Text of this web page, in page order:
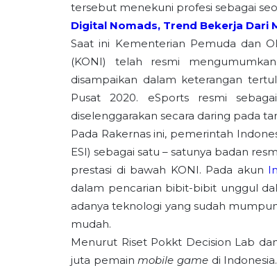
tersebut menekuni profesi sebagai
Digital Nomads, Trend Bekerja Dari
Saat ini Kementerian Pemuda dan
(KONI) telah resmi
disampaikan dalam keterangan
Pusat 2020. eSports resmi
diselenggarakan secara daring pada
Pada Rakernas ini, pemerintah
ESI) sebagai satu – satunya badan
prestasi di bawah KONI. Pada akun
dalam pencarian bibit-bibit unggul
adanya teknologi yang sudah
mudah.
Menurut Riset Pokkt Decision Lab
juta pemainmobile game di